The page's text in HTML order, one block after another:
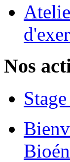
Nos